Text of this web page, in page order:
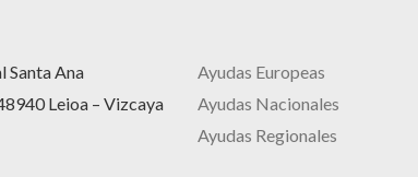
Santa Ana
Leioa – Vizcaya
Ayudas Europeas
Ayudas Nacionales
Ayudas Regionales